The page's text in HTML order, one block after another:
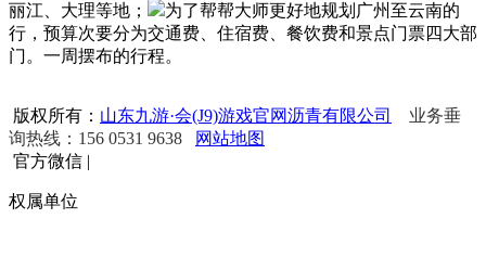
丽江、大理等地；
为了帮帮大师更好地规划广州至云南的
行，预算次要分为交通费、住宿费、餐饮费和景点门票四大部
门。一周摆布的行程。
版权所有： 山东九游·会(J9)游戏官网沥青有限公司
业务垂
询热线：156 0531 9638
网站地图
官方微信 |
权属单位